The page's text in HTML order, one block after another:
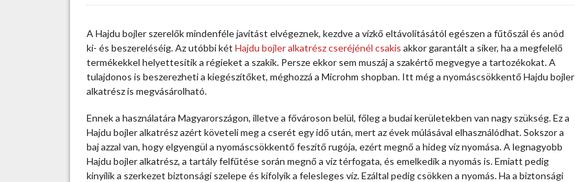
t
o
s
a
t
A Hajdu bojler szerelők mindenféle javítást elvégeznek, kezdve a vízkő eltávolításától egészen a fűtőszál és anód
ki- és beszereléséig. Az utóbbi kétHajdu bojler alkatrész cseréjénél csakis akkor garantált a siker, ha a megfelelő
termékekkel helyettesítik a régieket a szakik. Persze ekkor sem muszáj a szakértő megvegye a tartozékokat. A
tulajdonos is beszerezheti a kiegészítőket, méghozzá a Microhm shopban. Itt még a nyomáscsökkentő Hajdu bojler
alkatrész is megvásárolható.
Ennek a használatára Magyarországon, illetve a fővároson belül, főleg a budai kerületekben van nagy szükség. Ez a
Hajdu bojler alkatrész azért követeli meg a cserét egy idő után, mert az évek múlásával elhasználódhat. Sokszor a
baj azzal van, hogy elgyengül a nyomáscsökkentő feszítő rugója, ezért megnő a hideg víz nyomása. A legnagyobb
Hajdu bojler alkatrész, a tartály felfűtése során megnő a víz térfogata, és emelkedik a nyomás is. Emiatt pedig
kinyílik a szerkezet biztonsági szelepe és kifolyik a felesleges víz.Ezáltal pedig csökken a nyomás. Ha a biztonsági